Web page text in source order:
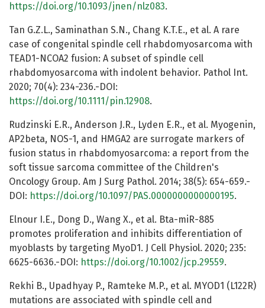
https://doi.org/10.1093/jnen/nlz083.
Tan G.Z.L., Saminathan S.N., Chang K.T.E., et al. A rare
case of congenital spindle cell rhabdomyosarcoma with
TEAD1-NCOA2 fusion: A subset of spindle cell
rhabdomyosarcoma with indolent behavior. Pathol Int.
2020; 70(4): 234-236.-DOI:
https://doi.org/10.1111/pin.12908.
Rudzinski E.R., Anderson J.R., Lyden E.R., et al. Myogenin,
AP2beta, NOS-1, and HMGA2 are surrogate markers of
fusion status in rhabdomyosarcoma: a report from the
soft tissue sarcoma committee of the Children's
Oncology Group. Am J Surg Pathol. 2014; 38(5): 654-659.-
DOI: https://doi.org/10.1097/PAS.0000000000000195.
Elnour I.E., Dong D., Wang X., et al. Bta-miR-885
promotes proliferation and inhibits differentiation of
myoblasts by targeting MyoD1. J Cell Physiol. 2020; 235:
6625-6636.-DOI: https://doi.org/10.1002/jcp.29559.
Rekhi B., Upadhyay P., Ramteke M.P., et al. MYOD1 (L122R)
mutations are associated with spindle cell and